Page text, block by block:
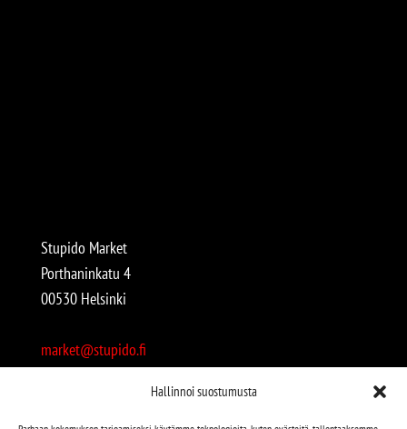
Hallinnoi suostumusta
Stupido Market
Porthaninkatu 4
00530 Helsinki
market@stupido.fi